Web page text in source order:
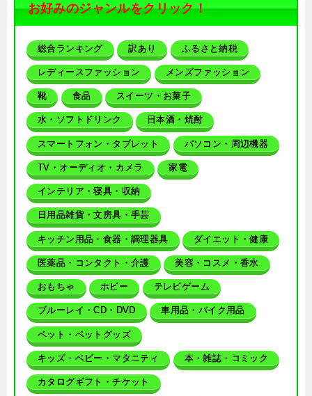
お好みのジャンルをクリック！
総合ランキング 訳あり ふるさと納税
レディースファッション メンズファッション
靴 食品 スイーツ・お菓子
水・ソフトドリンク 日本酒・焼酎
スマートフォン・タブレット パソコン・周辺機器
TV・オーディオ・カメラ 家電
インテリア・寝具・収納
日用品雑貨・文房具・手芸
キッチン用品・食器・調理器具 ダイエット・健康
医薬品・コンタクト・介護 美容・コスメ・香水
おもちゃ ホビー テレビゲーム
ブルーレイ・CD・DVD 車用品・バイク用品
ペット・ペットグッズ
キッズ・ベビー・マタニティ 本・雑誌・コミック
カタログギフト・チケット